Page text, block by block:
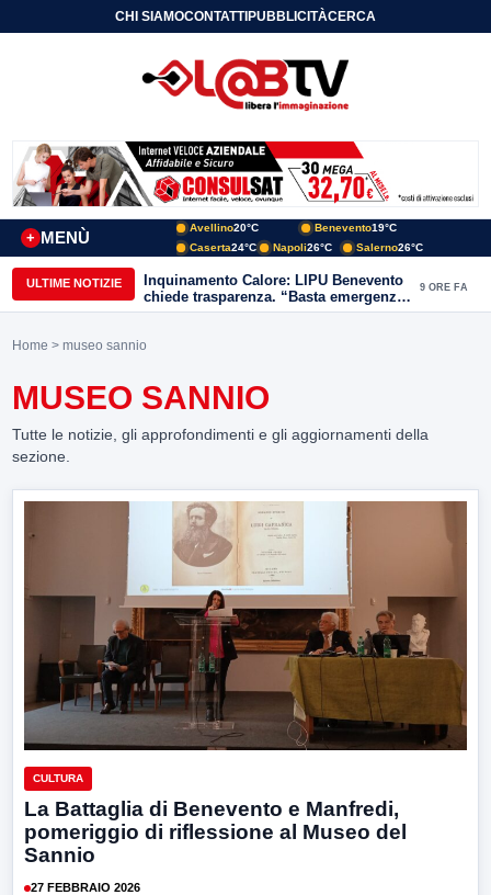
CHI SIAMOCONTATTIPUBBLICITÀCERCA
MENÙ
+
Avellino20°C Benevento19°C
Caserta24°C Napoli26°C Salerno26°C
ULTIME NOTIZIE
Inquinamento Calore: LIPU Benevento
chiede trasparenza. “Basta emergenze:
non possiamo continuare a trattare i
canali di scarico
9 ORE FA
Home > museo sannio
MUSEO SANNIO
Tutte le notizie, gli approfondimenti e gli aggiornamenti della
sezione.
CULTURA
La Battaglia di Benevento e Manfredi,
pomeriggio di riflessione al Museo del
Sannio
27 FEBBRAIO 2026